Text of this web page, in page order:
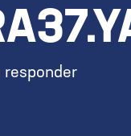
responder